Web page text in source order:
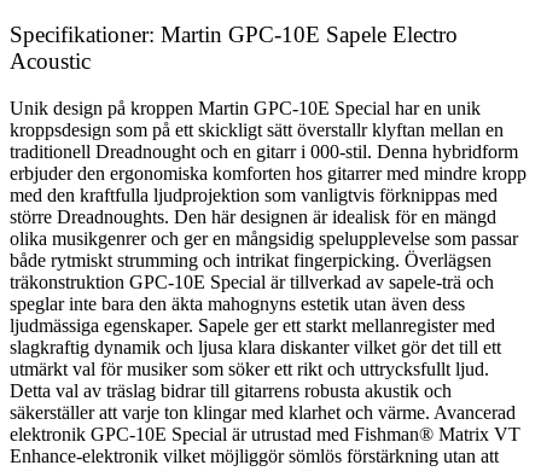
Specifikationer: Martin GPC-10E Sapele Electro
Acoustic
Unik design på kroppen Martin GPC-10E Special har en unik
kroppsdesign som på ett skickligt sätt överstallr klyftan mellan en
traditionell Dreadnought och en gitarr i 000-stil. Denna hybridform
erbjuder den ergonomiska komforten hos gitarrer med mindre kropp
med den kraftfulla ljudprojektion som vanligtvis förknippas med
större Dreadnoughts. Den här designen är idealisk för en mängd
olika musikgenrer och ger en mångsidig spelupplevelse som passar
både rytmiskt strumming och intrikat fingerpicking. Överlägsen
träkonstruktion GPC-10E Special är tillverkad av sapele-trä och
speglar inte bara den äkta mahognyns estetik utan även dess
ljudmässiga egenskaper. Sapele ger ett starkt mellanregister med
slagkraftig dynamik och ljusa klara diskanter vilket gör det till ett
utmärkt val för musiker som söker ett rikt och uttrycksfullt ljud.
Detta val av träslag bidrar till gitarrens robusta akustik och
säkerställer att varje ton klingar med klarhet och värme. Avancerad
elektronik GPC-10E Special är utrustad med Fishman® Matrix VT
Enhance-elektronik vilket möjliggör sömlös förstärkning utan att